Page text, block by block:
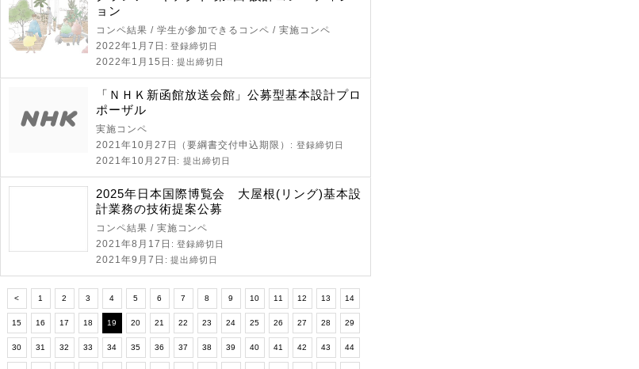
ョン
コンペ結果 / 学生が参加できるコンペ / 実施コンペ
2022年1月7日 : 登録締切日
2022年1月15日 : 提出締切日
「ＮＨＫ新函館放送会館」公募型基本設計プロ
ポーザル
実施コンペ
2021年10月27日（要綱書交付申込期限）
: 登録締切日
2021年10月27日 : 提出締切日
2025年日本国際博覧会 大屋根(リング)基本設
計業務の技術提案公募
コンペ結果 / 実施コンペ
2021年8月17日 : 登録締切日
2021年9月7日 : 提出締切日
< 1 2 3 4 5 6 7 8 9 10 11 12 13 14
15 16 17 18 19 20 21 22 23 24 25 26 27 28 29
30 31 32 33 34 35 36 37 38 39 40 41 42 43 44